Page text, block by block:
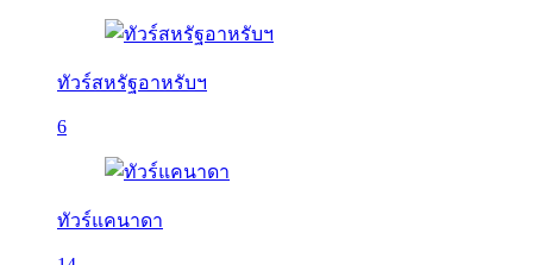
ทัวร์สหรัฐอาหรับฯ
6
ทัวร์แคนาดา